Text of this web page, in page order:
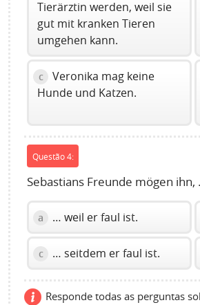
Tierärztin werden, weil sie
gut mit kranken Tieren
umgehen kann.
c
Veronika mag keine
Hunde und Katzen.
Questão 4:
Sebastians Freunde mögen ihn,
a … weil er faul ist.
c … seitdem er faul ist.
Responde todas as perguntas